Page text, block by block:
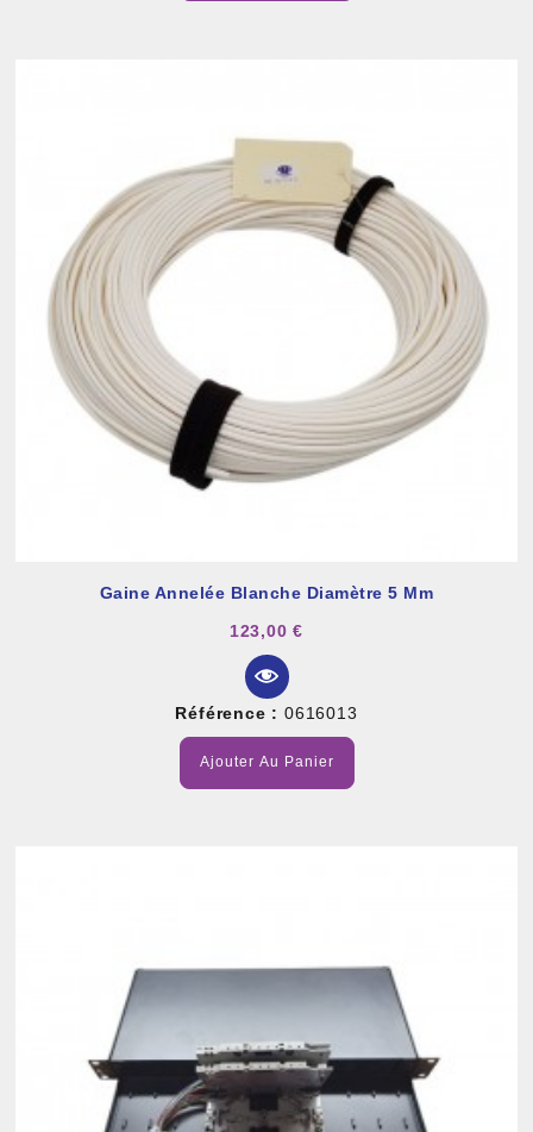
Gaine Annelée Blanche Diamètre 5 Mm
123,00 €
Référence : 0616013
Ajouter Au Panier